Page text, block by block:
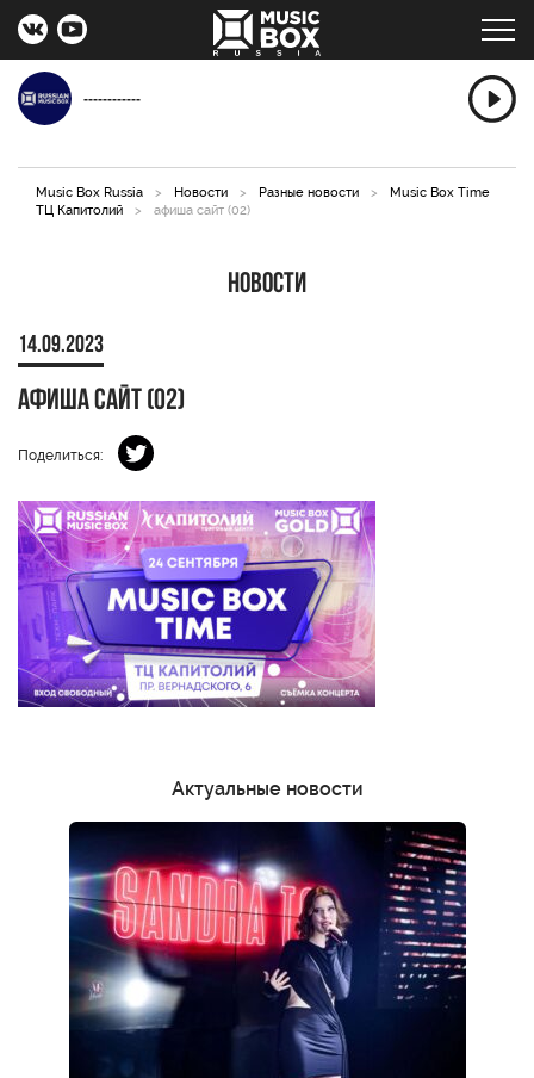
------------
Music Box Russia > Новости > Разные новости >
Music Box Time
ТЦ Капитолий
> афиша сайт (02)
Новости
14.09.2023
афиша сайт (02)
Поделиться:
Актуальные новости